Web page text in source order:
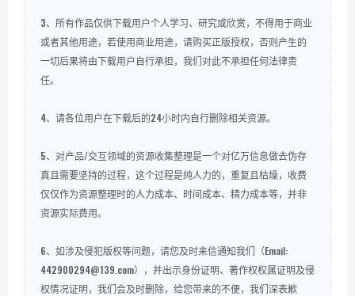
3、所有作品仅供下载用户个人学习、研究或欣赏，不得用于商业
或者其他用途，若使用商业用途，请购买正版授权，否则产生的
一切后果将由下载用户自行承担，我们对此不承担任何法律责
任。
4、请各位用户在下载后的24小时内自行删除相关资源。
5、对产品/交互领域的资源收集整理是一个对亿万信息做去伪存
真且需要坚持的过程，这个过程是纯人力的，重复且枯燥，收费
仅仅作为资源整理时的人力成本、时间成本、精力成本等，并非
资源实际费用。
6、如涉及侵犯版权等问题，请您及时来信通知我们（Email:
442900294@139.com），并出示身份证明、著作权权属证明及侵
权情况证明，我们会及时删除，给您带来的不便，我们深表歉